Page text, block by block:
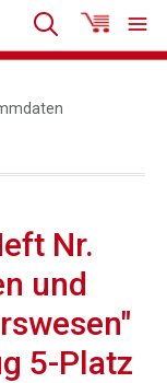
Nr.
und
5-Platz